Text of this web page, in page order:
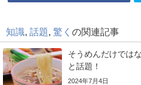
知識 話題 驚く の関連記事
そうめんだけでは
と話題！
2024年7月4日